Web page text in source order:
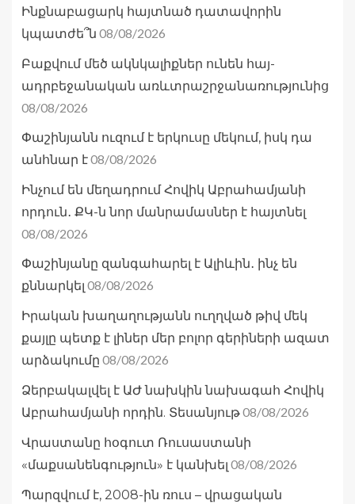
Ինքնաբացարկ հայտնած դատավորին
կպատժե՞ն 08/08/2026
Բաքվում մեծ ակնկալիքներ ունեն հայ-
ադրբեջանական առևտրաշրջանառությունից
08/08/2026
Փաշինյանն ուզում է երկուսը մեկում, իսկ դա
անհնար է08/08/2026
Ինչում են մեղադրում Հովիկ Աբրահամյանի
որդուն․ ՔԿ-ն նոր մանրամասներ է հայտնել
08/08/2026
Փաշինյանը զանգահարել է Ալիևին․ ինչ են
քննարկել 08/08/2026
Իրական խաղաղությանն ուղղված թիվ մեկ
քայլը պետք է լիներ մեր բոլոր գերիների ազատ
արձակումը 08/08/2026
Ձերբակալվել է ԱԺ նախկին նախագահ Հովիկ
Աբրահամյանի որդին. Տեսանյութ08/08/2026
Վրաստանը հօգուտ Ռուսաստանի
«մաքսանենգություն» է կանխել 08/08/2026
Պարզվում է, 2008-ին ռուս – վրացական